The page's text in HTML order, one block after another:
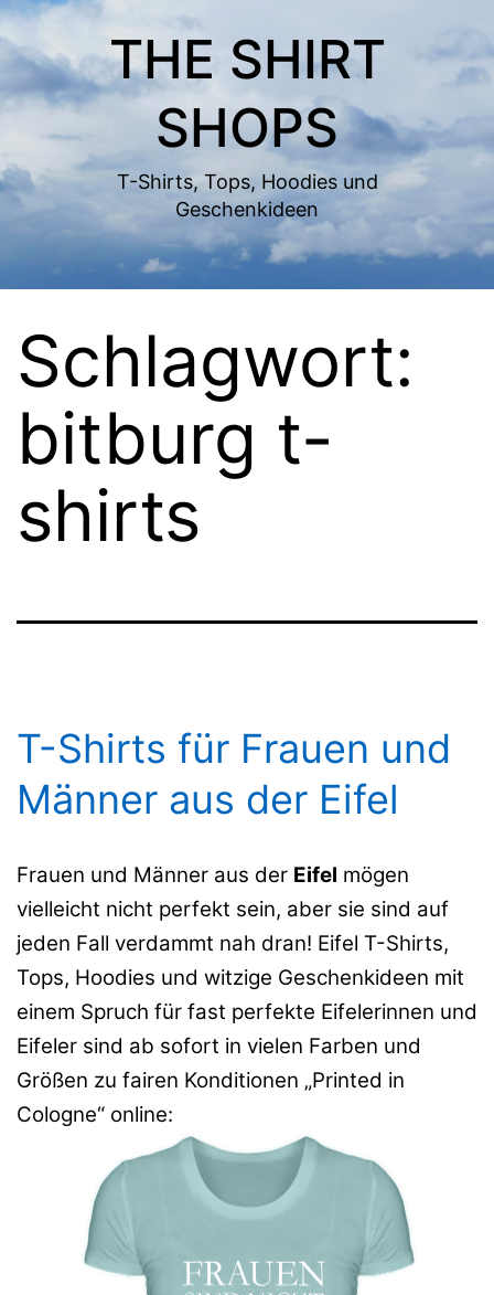
Zum
Inhalt
springen
THE SHIRT
SHOPS
T-Shirts, Tops, Hoodies und
Geschenkideen
Schlagwort:
bitburg t-
shirts
T-Shirts für Frauen und
Männer aus der Eifel
Frauen und Männer aus der Eifel mögen
vielleicht nicht perfekt sein, aber sie sind auf
jeden Fall verdammt nah dran! Eifel T-Shirts,
Tops, Hoodies und witzige Geschenkideen mit
einem Spruch für fast perfekte Eifelerinnen und
Eifeler sind ab sofort in vielen Farben und
Größen zu fairen Konditionen „Printed in
Cologne“ online: